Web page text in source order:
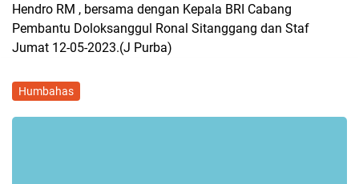
Hendro RM , bersama dengan Kepala BRI Cabang
Pembantu Doloksanggul Ronal Sitanggang dan Staf
Jumat 12-05-2023.(J Purba)
Humbahas